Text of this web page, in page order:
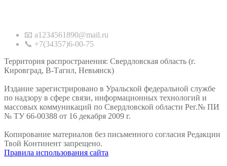
📧 a1234561890@mail.ru
📞 +7(34357)6-00-75
Территория распространения: Свердловская область (г.
Кировград, В-Тагил, Невьянск)
Издание зарегистрировано в Уральской федеральной службе
по надзору в сфере связи, информационных технологий и
массовых коммуникаций по Свердловской области Рег.№ ПИ
№ ТУ 66-00388 от 16 декабря 2009 г.
Копирование материалов без письменного согласия Редакции
Твой Континент запрещено.
Правила использования сайта